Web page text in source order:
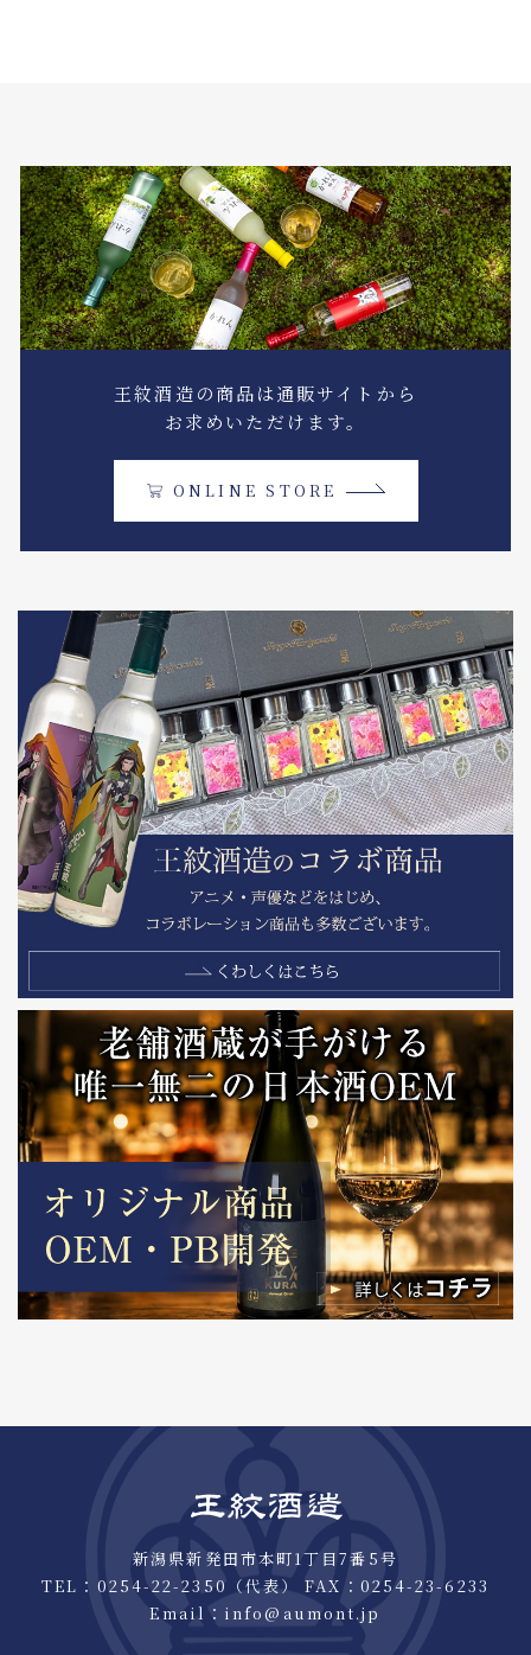
王紋酒造の商品は通販サイトから
お求めいただけます。
ONLINE STORE
新潟県新発田市本町1丁目7番5号
TEL： 0254-22-2350 （代表） FAX：0254-23-6233
Email： info@aumont.jp